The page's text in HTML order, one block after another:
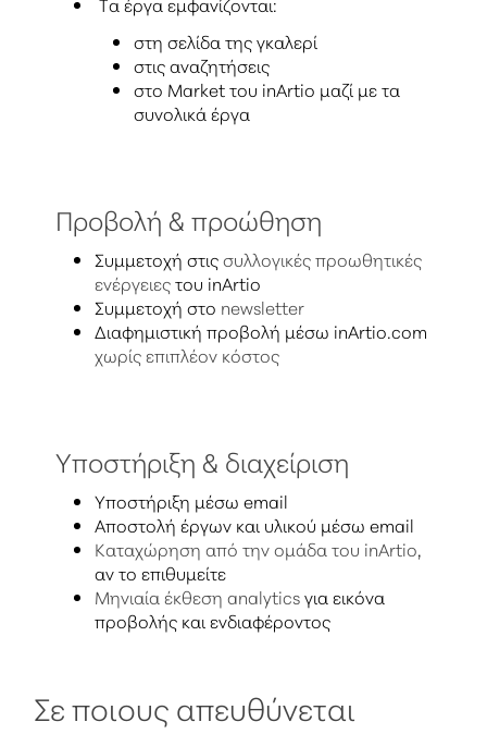
στη σελίδα της γκαλερί
στις αναζητήσεις
στο Market του inArtio μαζί με τα
συνολικά έργα
Προβολή & προώθηση
Συμμετοχή στιςσυλλογικές προωθητικές
ενέργειεςτου inArtio
Συμμετοχή στο newsletter
Διαφημιστική προβολή μέσω inArtio.com
χωρίς επιπλέον κόστος
Υποστήριξη & διαχείριση
Υποστήριξη μέσω email
Αποστολή έργων και υλικού μέσω email
Καταχώρηση από την ομάδα του inArtio,
αν το επιθυμείτε
Μηνιαία έκθεση analyticsγια εικόνα
προβολής και ενδιαφέροντος
Σε ποιους απευθύνεται